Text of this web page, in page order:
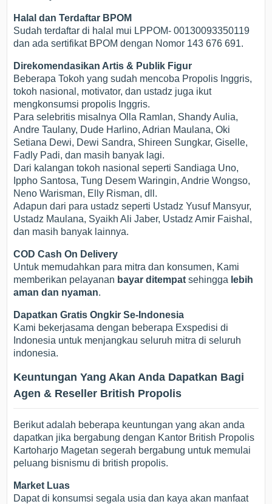
Halal dan Terdaftar BPOM
Sudah terdaftar di halal mui LPPOM- 00130093350119
dan ada sertifikat BPOM dengan Nomor 143 676 691.
Direkomendasikan Artis & Publik Figur
Beberapa Tokoh yang sudah mencoba Propolis Inggris,
tokoh nasional, motivator, dan ustadz juga ikut
mengkonsumsi propolis Inggris.
Para selebritis misalnya Olla Ramlan, Shandy Aulia,
Andre Taulany, Dude Harlino, Adrian Maulana, Oki
Setiana Dewi, Dewi Sandra, Shireen Sungkar, Giselle,
Fadly Padi, dan masih banyak lagi.
Dari kalangan tokoh nasional seperti Sandiaga Uno,
Ippho Santosa, Tung Desem Waringin, Andrie Wongso,
Neno Warisman, Elly Risman, dll.
Adapun dari para ustadz seperti Ustadz Yusuf Mansyur,
Ustadz Maulana, Syaikh Ali Jaber, Ustadz Amir Faishal,
dan masih banyak lainnya.
COD Cash On Delivery
Untuk memudahkan para mitra dan konsumen, Kami
memberikan pelayanan bayar ditempat sehingga lebih
aman dan nyaman.
Dapatkan Gratis Ongkir Se-Indonesia
Kami bekerjasama dengan beberapa Exspedisi di
Indonesia untuk menjangkau seluruh mitra di seluruh
indonesia.
Keuntungan Yang Akan Anda Dapatkan Bagi
Agen & Reseller British Propolis
Berikut adalah beberapa keuntungan yang akan anda
dapatkan jika bergabung dengan Kantor British Propolis
Kartoharjo Magetan segerah bergabung untuk memulai
peluang bisnismu di british propolis.
Market Luas
Dapat di konsumsi segala usia dan kaya akan manfaat